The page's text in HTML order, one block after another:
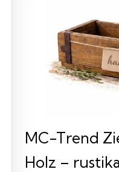
MC-Trend
Holz –